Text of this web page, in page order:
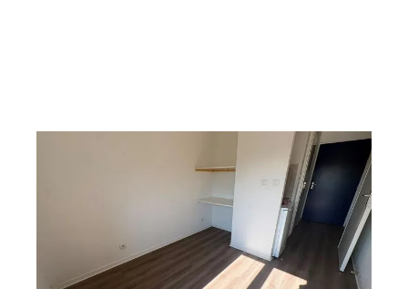
Appartement Studio à louer
320 €
par mois charges comprises